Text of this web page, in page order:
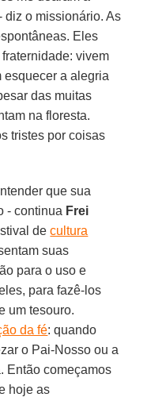
diz o missionário. As
Eles
vivem
esquecer a alegria
das muitas
na floresta.
tristes por coisas
que sua
- continua Frei
decultura
suas
para o uso e
para fazê-los
um tesouro.
da fé: quando
o Pai-Nosso ou a
Então começamos
hoje as